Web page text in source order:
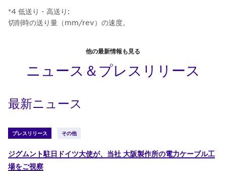
*4 低送り・高送り:
切削時の送り量（mm/rev）の速度。
他の最新情報も見る
ニュース＆プレスリリース
最新ニュース
プレスリリース その他
ジグムント駐日ドイツ大使が、当社 大阪製作所の電力ケーブル工
場をご視察